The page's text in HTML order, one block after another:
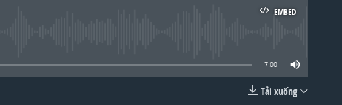
EMBED
EMBED
7:00
Tải xuống